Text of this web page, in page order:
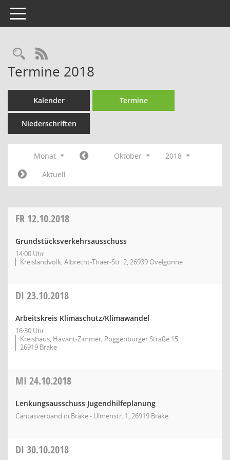
Toggle navigation
Rechercheauswahl
RSS-Feed
Termine 2018
Kalender Termine
Niederschriften
Monat Oktober
2018
Aktuell
FR 12.10.2018
Grundstücksverkehrsausschuss
14:00 Uhr
Kreislandvolk, Albrecht-Thaer-Str. 2, 26939 Ovelgönne
DI 23.10.2018
Arbeitskreis Klimaschutz/Klimawandel
16:30 Uhr
Kreishaus, Havant-Zimmer, Poggenburger Straße 15,
26919 Brake
MI 24.10.2018
Lenkungsausschuss Jugendhilfeplanung
Caritasverband in Brake - Ulmenstr. 1, 26919 Brake
DI 30.10.2018